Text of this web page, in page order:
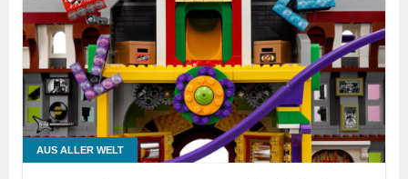
AUS ALLER WELT